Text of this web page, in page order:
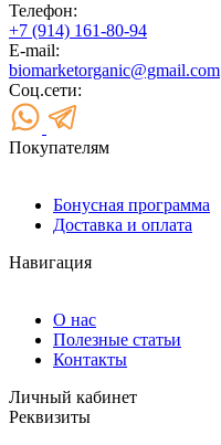
Телефон:
+7 (914) 161-80-94
E-mail:
biomarketorganic@gmail.com
Соц.сети:
Покупателям
Бонусная программа
Доставка и оплата
Навигация
О нас
Полезные статьи
Контакты
Личный кабинет
Реквизиты